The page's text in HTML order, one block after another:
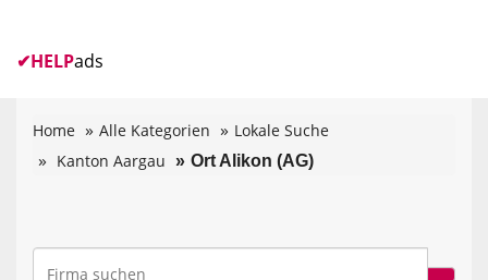
✔HELPads
Home Alle Kategorien
Lokale Suche
Kanton Aargau
Ort Alikon (AG)